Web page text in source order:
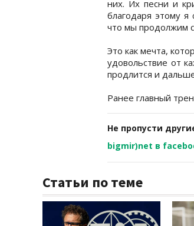
них. Их песни и
благодаря этому
что мы продолжим
Это как мечта,
удовольствие от
продлится и
Ранее главный
Не пропусти
bigmir)net в
Статьи по теме